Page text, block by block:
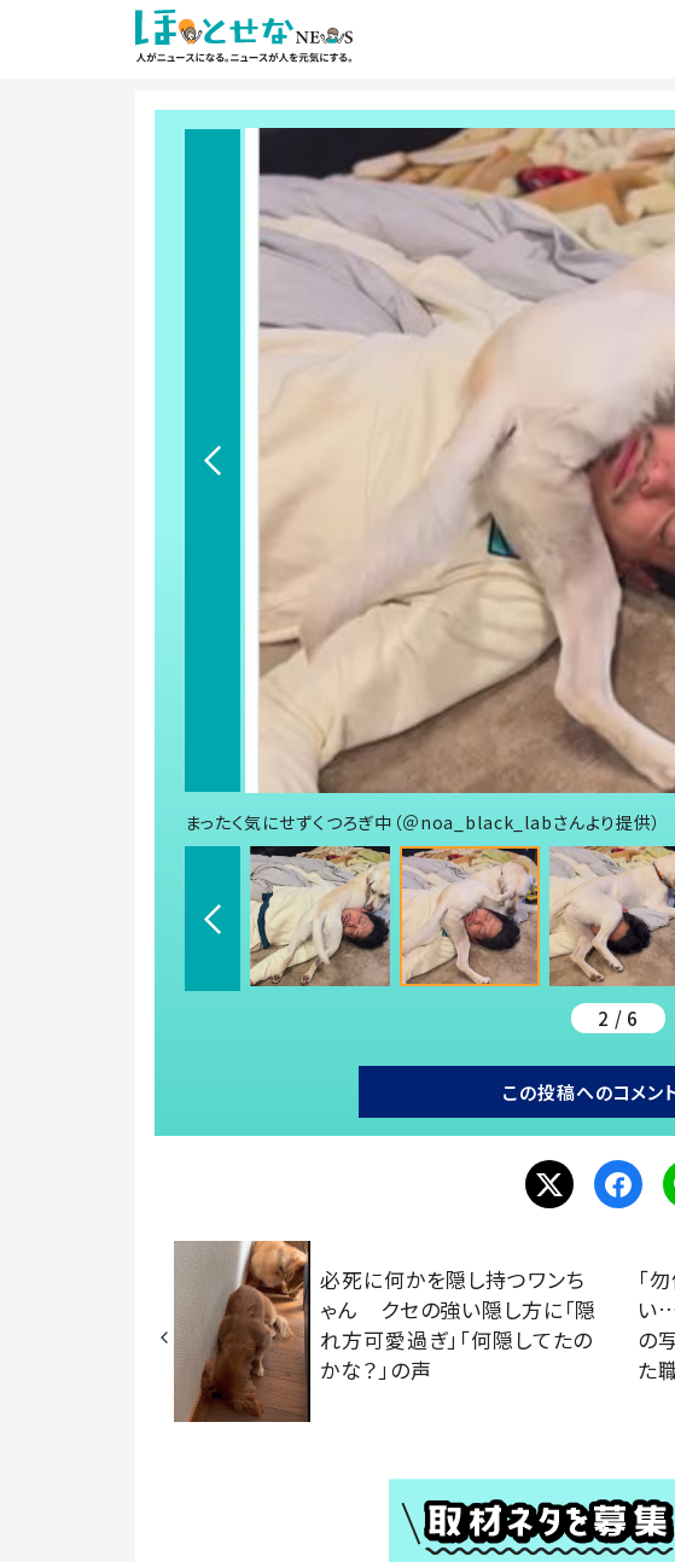
まったく気にせずくつろぎ中（＠noa_black_labさんより提供）
2 / 6
この投稿へのコメン
必死に何かを隠し持つワンち
ゃん クセの強い隠し方に「隠
れ方可愛過ぎ」「何隠してたの
かな？」の声
「
い
の
た